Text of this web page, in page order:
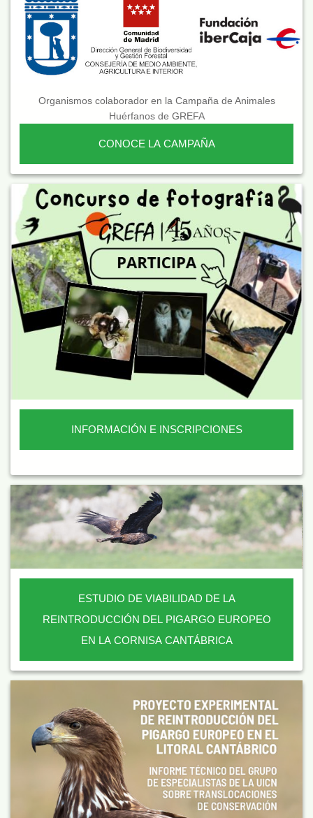
Organismos colaborador en la Campaña de Animales
Huérfanos de GREFA
CONOCE LA CAMPAÑA
INFORMACIÓN E INSCRIPCIONES
ESTUDIO DE VIABILIDAD DE LA
REINTRODUCCIÓN DEL PIGARGO EUROPEO
EN LA CORNISA CANTÁBRICA